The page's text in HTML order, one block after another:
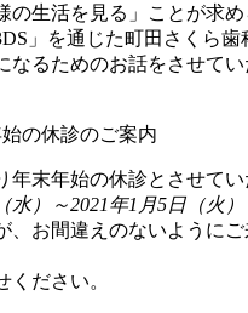
生活を見る」ことが求め
」を通じた町田さくら歯
るためのお話をさせてい
の休診のご案内
末年始の休診とさせてい
）～2021年1月5日（火）
、お間違えのないように
ださい。